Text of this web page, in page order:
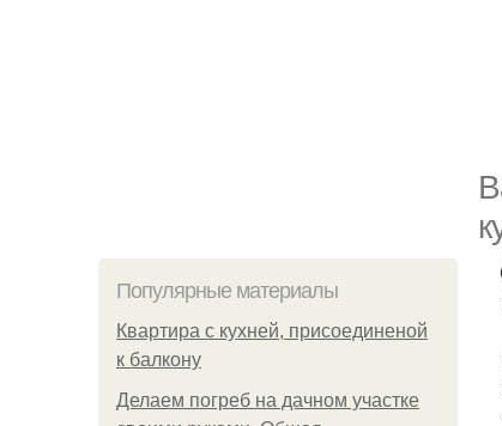
Популярные материалы
Квартира с кухней, присоединеной
к балкону
Делаем погреб на дачном участке